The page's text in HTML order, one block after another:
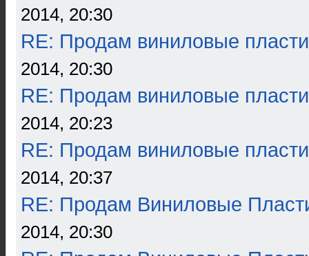
2014, 20:30
RE: Продам виниловые
2014, 20:30
RE: Продам виниловые
2014, 20:23
RE: Продам виниловые
2014, 20:37
RE: Продам Виниловые
2014, 20:30